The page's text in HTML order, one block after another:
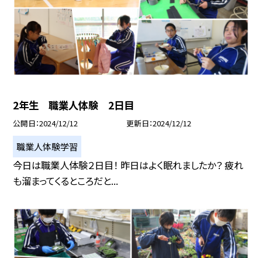
2年生 職業人体験 2日目
公開日 2024/12/12 更新日 2024/12/12
職業人体験学習
今日は職業人体験２日目！ 昨日はよく眠れましたか？ 疲れ
も溜まってくるところだと...